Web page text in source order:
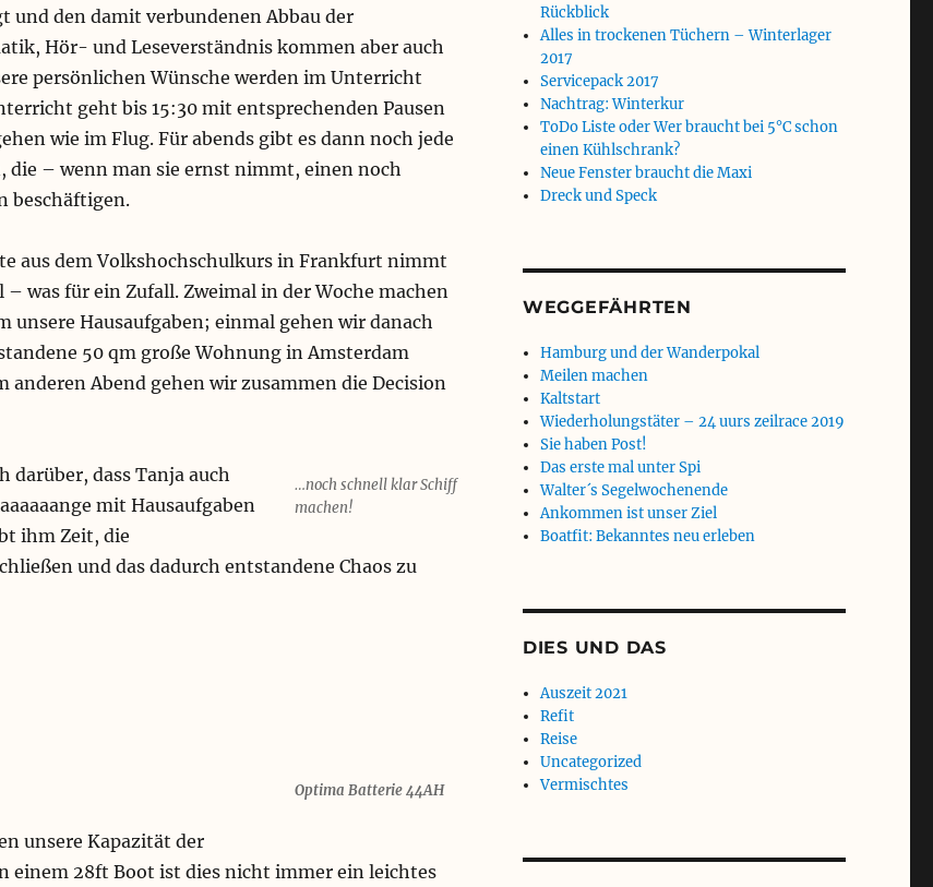
und den damit verbundenen Abbau der
Hör- und Leseverständnis kommen aber auch
persönlichen Wünsche werden im Unterricht
geht bis 15:30 mit entsprechenden Pausen
wie im Flug. Für abends gibt es dann noch jede
die – wenn man sie ernst nimmt, einen noch
beschäftigen.
aus dem Volkshochschulkurs in Frankfurt nimmt
– was für ein Zufall. Zweimal in der Woche machen
unsere Hausaufgaben; einmal gehen wir danach
50 qm große Wohnung in Amsterdam
anderen Abend gehen wir zusammen die Decision
…noch schnell klar Schiff
machen!
darüber, dass Tanja auch
mit Hausaufgaben
ihm Zeit, die
und das dadurch entstandene Chaos zu
Optima Batterie 44AH
unsere Kapazität der
einem 28ft Boot ist dies nicht immer ein leichtes
Rückblick
Alles in trockenen Tüchern – Winterlager
2017
Servicepack 2017
Nachtrag: Winterkur
ToDo Liste oder Wer braucht bei 5°C schon
einen Kühlschrank?
Neue Fenster braucht die Maxi
Dreck und Speck
WEGGEFÄHRTEN
Hamburg und der Wanderpokal
Meilen machen
Kaltstart
Wiederholungstäter – 24 uurs zeilrace 2019
Sie haben Post!
Das erste mal unter Spi
Walter´s Segelwochenende
Ankommen ist unser Ziel
Boatfit: Bekanntes neu erleben
DIES UND DAS
Auszeit 2021
Refit
Reise
Uncategorized
Vermischtes